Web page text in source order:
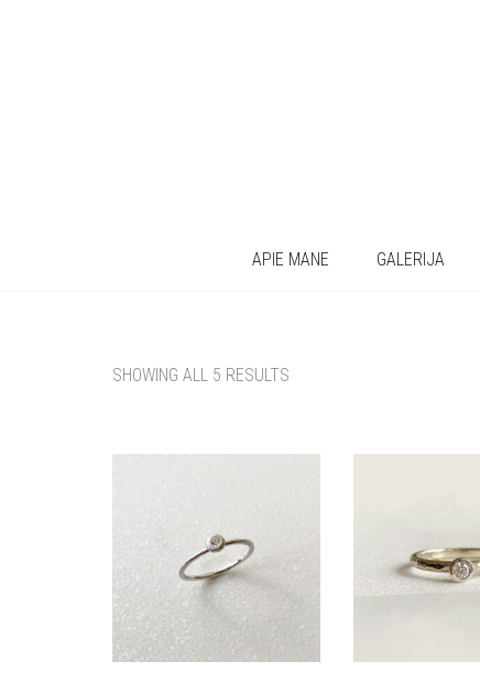
APIE MANE GALERIJA
SHOWING ALL 5 RESULTS